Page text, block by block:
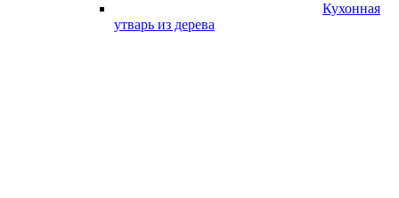
Кухонная
утварь из дерева